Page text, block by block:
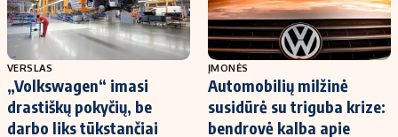
VERSLAS
„Volkswagen“ imasi
drastiškų pokyčių, be
darbo liks tūkstančiai
ĮMONĖS
Automobilių milžinė
susidūrė su triguba krize:
bendrovė kalba apie